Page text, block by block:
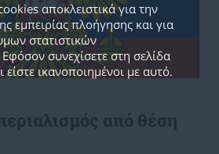
από θέση
αποκλειστικά για την
εμπειρίας πλοήγησης και για
στατιστικών
συνεχίσετε στη σελίδα
ικανοποιημένοι με αυτό.